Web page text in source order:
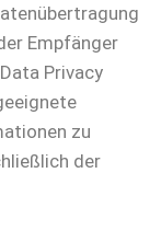
Empfänger
Privacy
zu
der